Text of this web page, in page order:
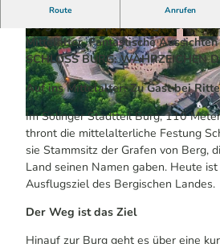
© Daniel Wachowski |
© Kai Marc Pel |CC-BY-SA © Holger
Route Anrufen
Hoch oben die mächtige
Bergischen. Top-Ausflugsziel. Und
Mittelalter. Fantastische
SCHLOSS BURG: WAHRZEICHEN
Auf ins Mittelalter: Zu Gast bei
Im Solinger Stadtteil Burg, 110
thront die mittelalterliche Festung
sie Stammsitz der Grafen von Berg,
Land seinen Namen gaben. Heute
Ausflugsziel des Bergischen Landes.
Der Weg ist das Ziel
Hinauf zur Burg geht es über eine